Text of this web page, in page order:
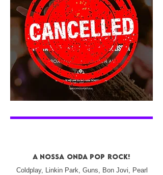
a nossa onda pop rock!
Coldplay, Linkin Park, Guns, Bon Jovi, Pearl